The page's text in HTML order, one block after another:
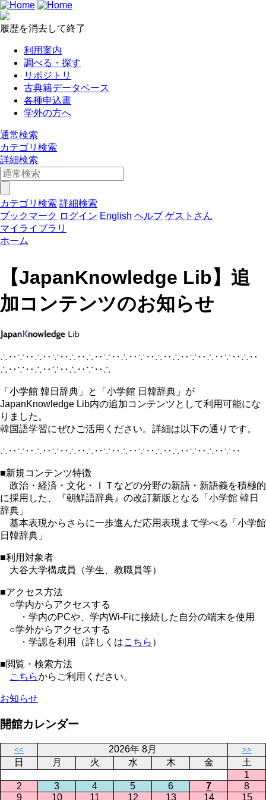
履歴を消去して終了
利用案内
調べる・探す
リポジトリ
古典籍データベース
各種申込書
学外の方へ
通常検索
カテゴリ検索
詳細検索
カテゴリ検索 詳細検索
ブックマーク ログイン English ヘルプ ゲストさん
マイライブラリ
ホーム
【JapanKnowledge Lib】追
加コンテンツのお知らせ
∴‥∵‥∴‥∵‥∴‥∴‥∵‥∴‥∵‥∴‥∴‥∵‥∴‥∵‥∴‥
∴‥∵‥∴‥∵‥∴‥∵‥∴
「小学館 韓日辞典」と「小学館 日韓辞典」が
JapanKnowledge Lib内の追加コンテンツとして利用可能にな
りました。
韓国語学習にぜひご活用ください。詳細は以下の通りです。
∴‥∵‥∴‥∵‥∴‥∴‥∵‥∴‥∵‥∴‥∴‥∵‥∴‥∵‥
■新規コンテンツ特徴
政治・経済・文化・ＩＴなどの分野の新語・新語義を積極的
に採用した、『朝鮮語辞典』の改訂新版となる「小学館 韓日
辞典」
基本表現からさらに一歩進んだ応用表現まで学べる「小学館
日韓辞典」
■利用対象者
大谷大学構成員（学生、教職員等）
■アクセス方法
○学内からアクセスする
・学内のPCや、学内Wi-Fiに接続した自分の端末を使用
○学外からアクセスする
・学認を利用（詳しくはこちら ）
■閲覧・検索方法
こちらからご利用ください。
お知らせ
開館カレンダー
<< 2026年 8月 >>
日 月 火 水 木 金
土
1
2
3 4 5 6 7
8
9
10 11 12 13 14 15